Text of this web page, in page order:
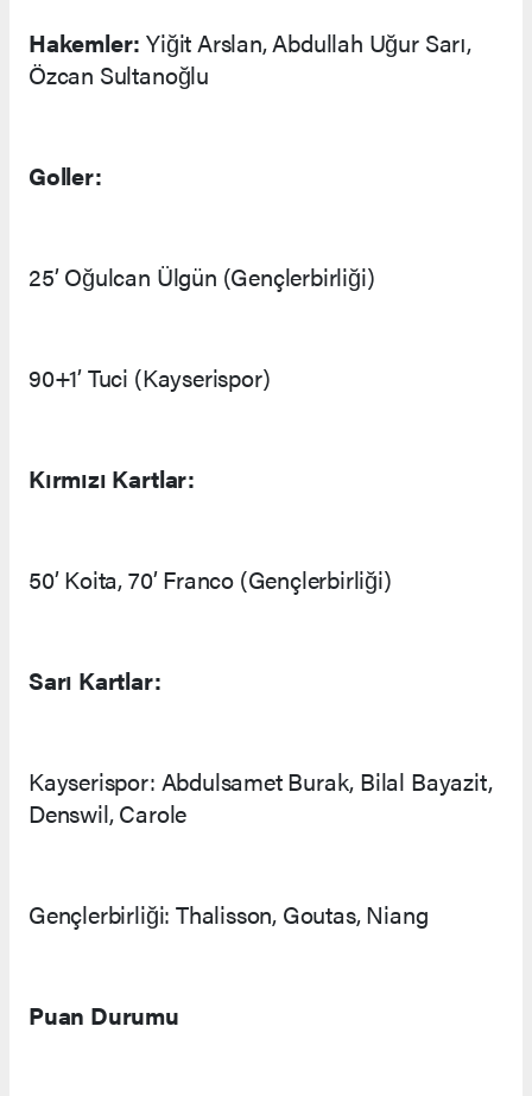
Hakemler:Yiğit Arslan, Abdullah Uğur Sarı,
Özcan Sultanoğlu
Goller:
25’ Oğulcan Ülgün (Gençlerbirliği)
90+1’ Tuci (Kayserispor)
Kırmızı Kartlar:
50’ Koita, 70’ Franco (Gençlerbirliği)
Sarı Kartlar:
Kayserispor: Abdulsamet Burak, Bilal Bayazit,
Denswil, Carole
Gençlerbirliği: Thalisson, Goutas, Niang
Puan Durumu